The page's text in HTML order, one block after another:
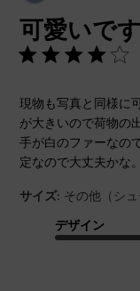
可愛いです
現物も写真と同様に
が大きいので荷物の
手が白のファーなの
定なので大丈夫かな
サイズ: その他（シュ
デザイン